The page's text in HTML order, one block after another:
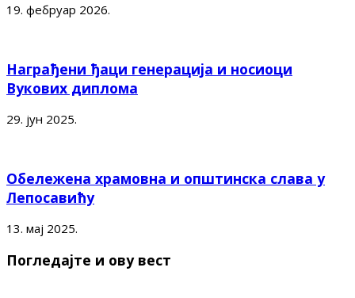
19. фебруар 2026.
Награђени ђаци генерација и носиоци
Вукових диплома
29. јун 2025.
Обележена храмовна и општинска слава у
Лепосавићу
13. мај 2025.
Погледајте и ову вест